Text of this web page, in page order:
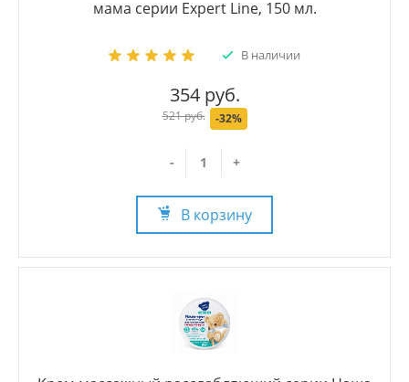
мама серии Expert Line, 150 мл.
В наличии
354 руб.
521 руб. -32%
- +
В корзину